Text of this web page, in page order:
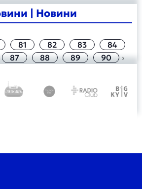
| Новини
81 82 83
84
87 88 89 90 ›